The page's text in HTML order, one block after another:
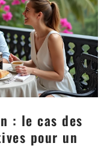
: le cas des
pour un